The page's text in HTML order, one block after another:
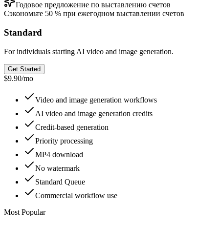
Годовое предложение по выставлению счетов
Сэкономьте 50 % при ежегодном выставлении счетов
Standard
For individuals starting AI video and image generation.
Get Started
$9.90/mo
Video and image generation workflows
AI video and image generation credits
Credit-based generation
Priority processing
MP4 download
No watermark
Standard Queue
Commercial workflow use
Most Popular